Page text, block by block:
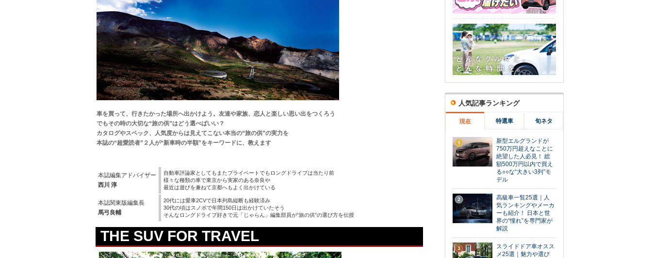
車を買って、行きたかった場所へ出かけよう。友達や家族、恋人と楽しい思い出をつくろう
でもその時の大切な“旅の供”はどう選べばいい？
カタログやスペック、人気度からは見えてこない本当の“旅の供”の実力を
本誌の“超愛読者”２人が“新車時の半額”をキーワードに、教えます
本誌編集アドバイザー
西川 淳
自動車評論家としてもまたプライベートでもロングドライブは当たり前
様々な種類の車で東京から実家のある奈良や
最近は遊びを兼ねて京都へもよく出かけている
本誌関東版編集長
馬弓良輔
20代には愛車2CVで日本列島縦断も経験済み
30代の頃はスノボで年間150日は出かけていたそう
そんなロングドライブ好きで元「じゃらん」編集部員が“旅の供”の選び方を伝授
THE SUV FOR TRAVEL
人気記事ランキング
現在 特選車 旬ネタ
1
新型エルグランドが
750万円超えなことに
絶望した人必見！ 総
額500万円以内で買え
る○○な“大きい3列”モ
デル
2
高級車一覧25選｜人
気ランキングやメーカ
ーも紹介！ 日本と世
界の“憧れ”を専門家が
解説
3
スライドドア車オスス
メ25選｜魅力や選び